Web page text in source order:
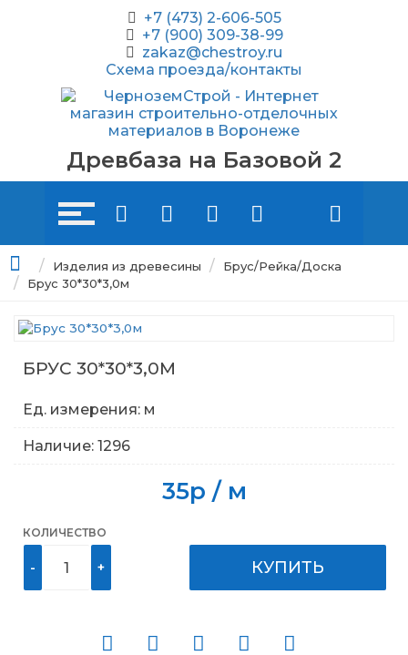
+7 (473) 2-606-505
+7 (900) 309-38-99
zakaz@chestroy.ru
Схема проезда/контакты
Древбаза на Базовой 2
Изделия из древесины
Брус/Рейка/Доска
Брус 30*30*3,0м
БРУС 30*30*3,0М
Ед. измерения: м
Наличие: 1296
35р / м
КОЛИЧЕСТВО
- + КУПИТЬ